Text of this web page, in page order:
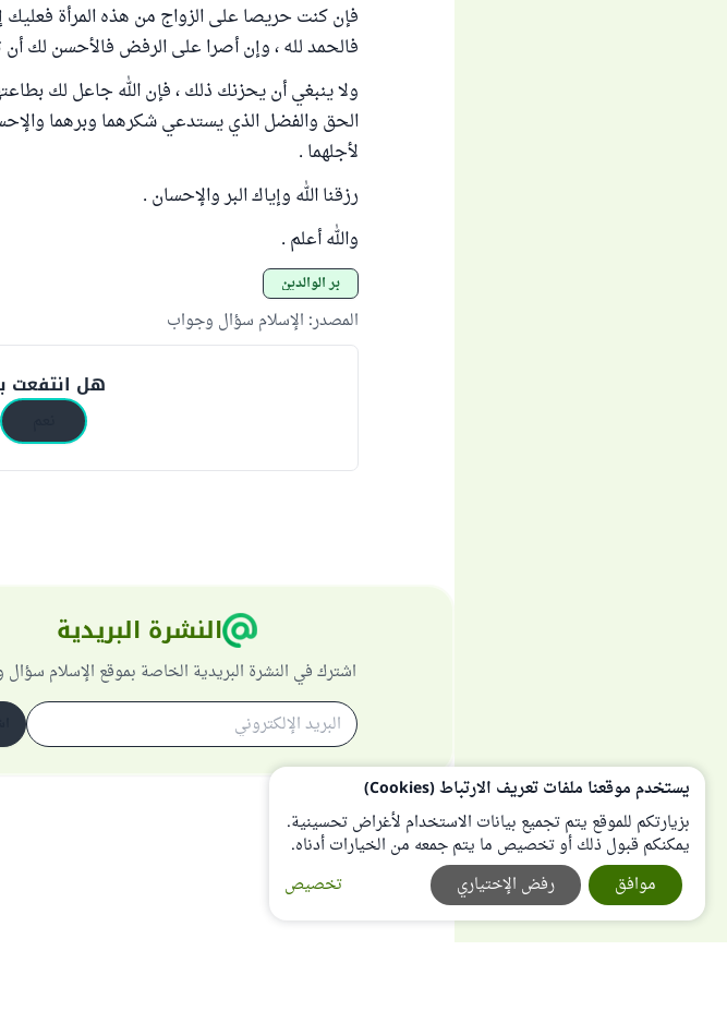
فإن كنت حريصا على الزواج من هذه المرأة فعليك
فالحمد لله ، وإن أصرا على الرفض فالأحسن لك أن
ولا ينبغي أن يحزنك ذلك ، فإن الله جاعل لك
الحق والفضل الذي يستدعي شكرهما وبرهما
لأجلهما .
رزقنا الله وإياك البر والإحسان .
والله أعلم .
بر الوالدين
المصدر: الإسلام سؤال وجواب
هل انتفعت
النشرة البريدية
اشترك في النشرة البريدية الخاصة بموقع الإسلام
يستخدم موقعنا ملفات تعريف الارتباط (Cookies)
بزيارتكم للموقع يتم تجميع بيانات الاستخدام لأغراض تحسينية.
يمكنكم قبول ذلك أو تخصيص ما يتم جمعه من الخيارات أدناه.
تخصيص
رفض الإختياري موافق